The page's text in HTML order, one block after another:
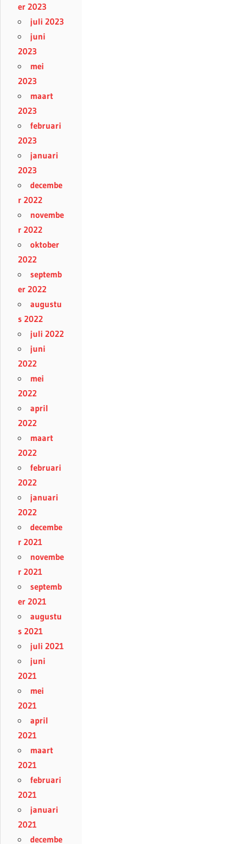
er 2023
juli 2023
juni
2023
mei
2023
maart
2023
februari
2023
januari
2023
decembe
r 2022
novembe
r 2022
oktober
2022
septemb
er 2022
augustu
s 2022
juli 2022
juni
2022
mei
2022
april
2022
maart
2022
februari
2022
januari
2022
decembe
r 2021
novembe
r 2021
septemb
er 2021
augustu
s 2021
juli 2021
juni
2021
mei
2021
april
2021
maart
2021
februari
2021
januari
2021
decembe